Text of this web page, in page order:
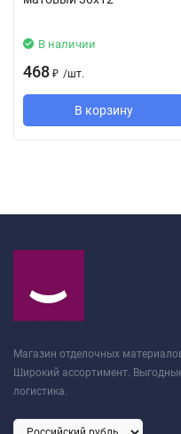
В наличии
468 ₽ /шт.
В корзину
Магазин отделочных
Широкий ассортимент.
логистика.